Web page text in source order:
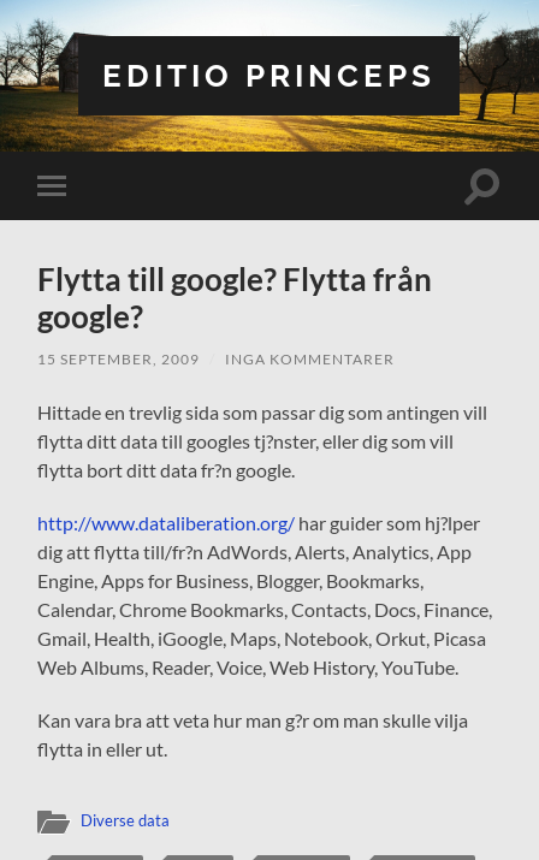
EDITIO PRINCEPS
Slå
på/av
Slå
Flytta till google? Flytta från
google?
15 SEPTEMBER, 2009 INGA KOMMENTARER
Hittade en trevlig sida som passar dig som antingen vill
flytta ditt data till googles tj?nster, eller dig som vill
flytta bort ditt data fr?n google.
http://www.dataliberation.org/ har guider som hj?lper
dig att flytta till/fr?n AdWords, Alerts, Analytics, App
Engine, Apps for Business, Blogger, Bookmarks,
Calendar, Chrome Bookmarks, Contacts, Docs, Finance,
Gmail, Health, iGoogle, Maps, Notebook, Orkut, Picasa
Web Albums, Reader, Voice, Web History, YouTube.
Kan vara bra att veta hur man g?r om man skulle vilja
flytta in eller ut.
Diverse data